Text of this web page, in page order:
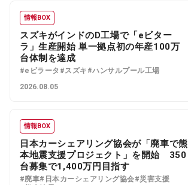
情報BOX
スズキがインドのD工場で「eビター
ラ」生産開始 単一拠点初の年産100万
台体制を達成
#eビラータ #スズキ #ハンサルプール工場
2026.08.05
情報BOX
日本カーシェアリング協会が「廃車で熊
本地震支援プロジェクト」を開始 350
台募集で1,400万円目指す
#廃車#日本カーシェアリング協会#災害支援